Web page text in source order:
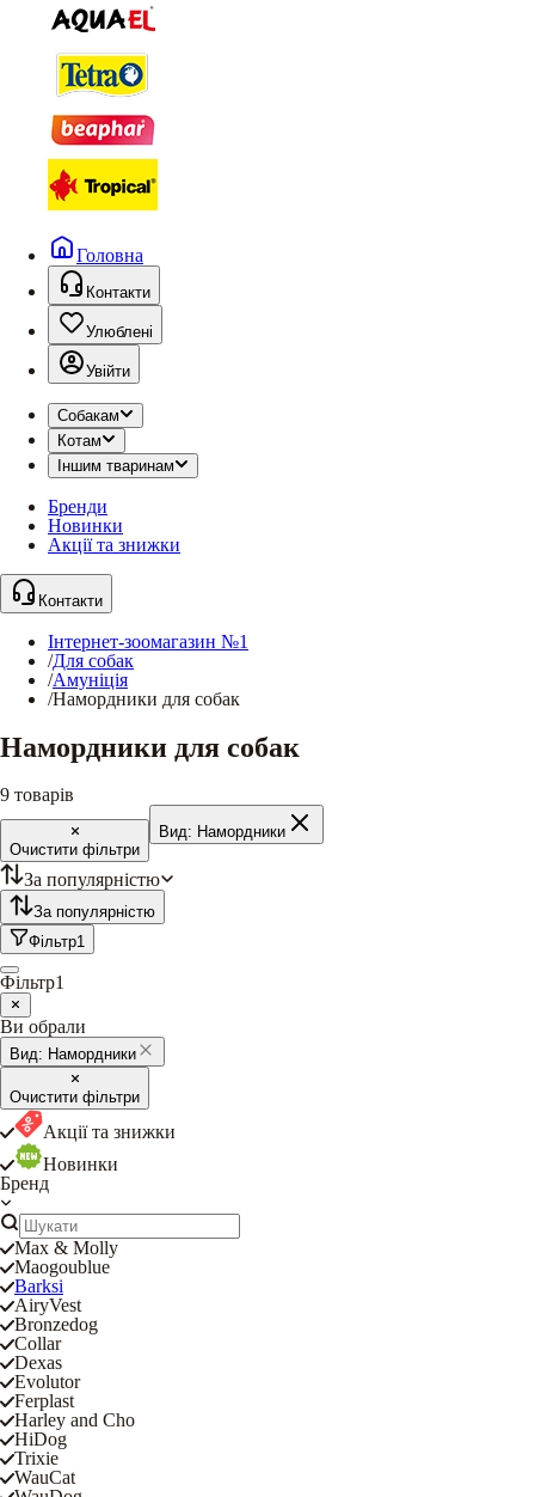
Головна
Контакти
Улюблені
Увійти
Собакам
Котам
Іншим тваринам
Бренди
Новинки
Акції та знижки
Контакти
Інтернет-зоомагазин №1
/Для собак
/Амуніція
/Намордники для собак
Намордники для собак
9 товарів
Очистити фільтри
Вид: Намордники
За популярністю
За популярністю
Фільтр1
Фільтр1
Ви обрали
Вид: Намордники
Очистити фільтри
Акції та знижки
Новинки
Бренд
Max & Molly
Maogoublue
Barksi
AiryVest
Bronzedog
Collar
Dexas
Evolutor
Ferplast
Harley and Cho
HiDog
Trixie
WauCat